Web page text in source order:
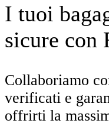
I tuoi
sicure con
Collaboriamo
verificati e
offrirti la